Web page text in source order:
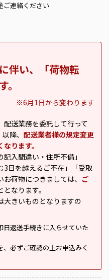
ご連絡ください
伴い、「荷物転
※6月1日から変わります
送業務を委託して行って
降、 配送業者様の規定変更
ります。
入間違い・住所不備」
3日を越えるご不在」「受取
荷物につきましては、 ご
なります。
大きいものとなりますの
返送手続きに入らせていた
、必ずご確認の上お申込みく